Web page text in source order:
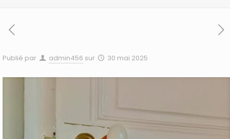
Publié par admin456 sur 30 mai 2025